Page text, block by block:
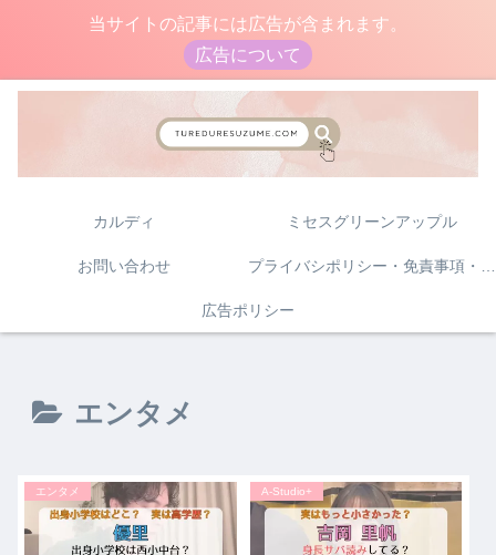
当サイトの記事には広告が含まれます。
広告について
カルディ ミセスグリーンアップル
お問い合わせ
広告ポリシー
エンタメ
エンタメ A-Studio+